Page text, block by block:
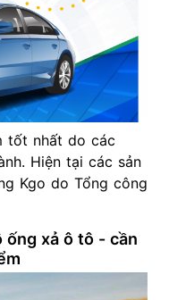
tốt nhất do các
Hiện tại các sản
Kgo do Tổng công
ống xả ô tô - cần